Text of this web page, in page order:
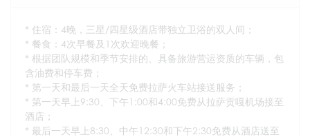
* 住宿：4晚，三星/四星级酒店带独立卫浴的双人间；
* 餐食：4次早餐及1次欢迎晚餐；
* 根据团队规模和季节安排的、具备旅游营运资质的车辆，包
含油费和停车费；
* 第一天和最后一天全天免费拉萨火车站接送服务；
* 第一天早上9:30、下午1:00和4:00免费从拉萨贡嘎机场接至
酒店；
* 最后一天早上8:30、中午12:30和下午2:30免费从酒店送至